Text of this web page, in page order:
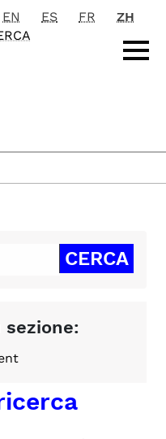
EN ES FR
ZH
sezione: